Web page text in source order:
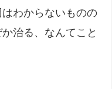
わからないものの
治る、なんてこと